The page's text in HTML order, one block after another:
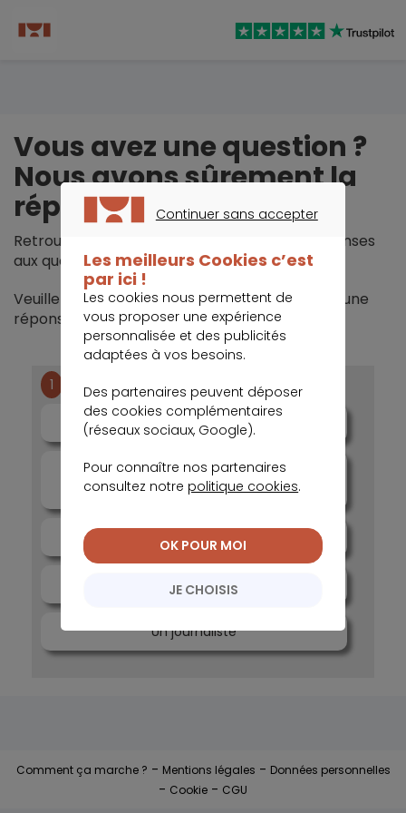
Vous avez une question ?
Nous avons sûrement la
réponse !
Retrouvez dans cette rubrique toutes les réponses
aux questions que vous pouvez vous poser.
Veuillez préciser votre demande pour obtenir une
réponse adaptée.
1 Vous êtes...
Un particulier
Un professionnel / Un professionnel du
web
Un Courtier/Agent Général/Assureur
Un candidat
Un journaliste
Comment ça marche ? - Mentions légales - Données personnelles
- Cookie - CGU
Continuer sans accepter
Les meilleurs Cookies c’est
par ici !
Les cookies nous permettent de
vous proposer une expérience
personnalisée et des publicités
adaptées à vos besoins.
Des partenaires peuvent déposer
des cookies complémentaires
(réseaux sociaux, Google).
Pour connaître nos partenaires
consultez notre politique cookies.
JE CHOISIS
OK POUR MOI